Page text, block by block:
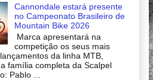
Cannondale estará presente
no Campeonato Brasileiro de
Mountain Bike 2026
Marca apresentará na
competição os seus mais
da linha MTB,
família completa da Scalpel
Pablo ...